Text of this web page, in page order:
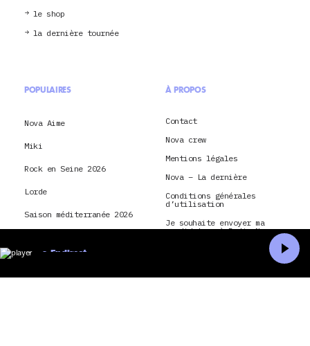
le shop
la dernière tournée
POPULAIRES
Nova Aime
Miki
Rock en Seine 2026
Lorde
Saison méditerranée 2026
À PROPOS
Contact
Nova crew
Mentions légales
Nova – La dernière
Conditions générales
d’utilisation
Je souhaite envoyer ma
candidature à Radio Nova
d’utilisation et politique
En direct